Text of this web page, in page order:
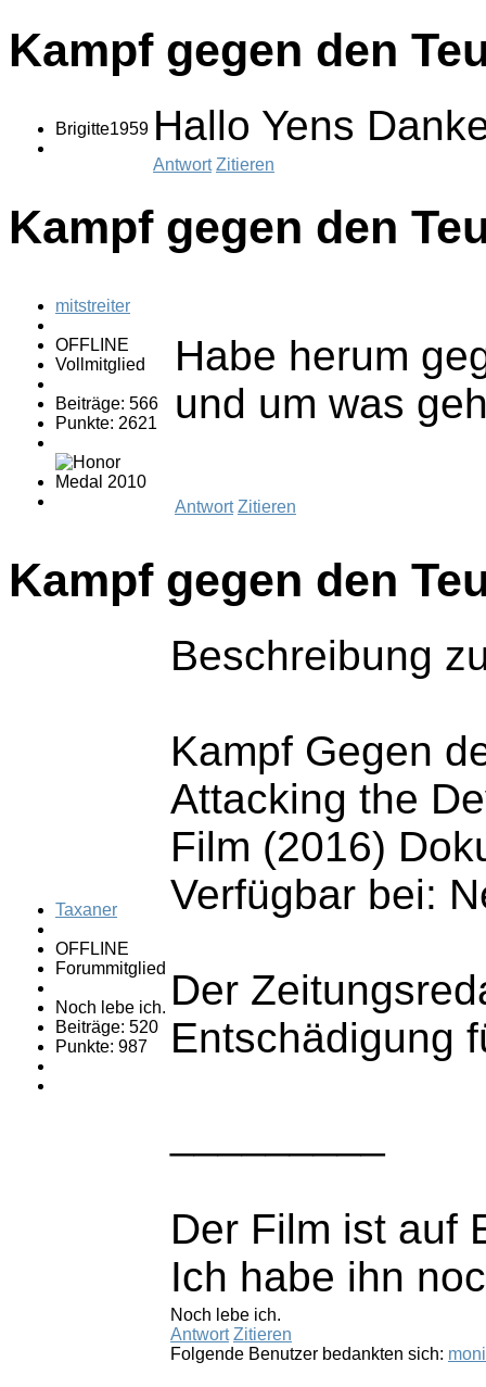
Kampf gegen den
Brigitte1959 Hallo Yens
Antwort Zitieren
Kampf gegen den
mitstreiter
OFFLINE
Vollmitglied
Beiträge: 566
Punkte: 2621
Habe herum
und um was
Antwort Zitieren
Kampf gegen den
Taxaner
OFFLINE
Forummitglied
Noch lebe ich.
Beiträge: 520
Punkte: 987
Beschreibung
Kampf Gegen
Attacking the
Film (2016)
Verfügbar bei:
Der
Entschädigung
Der Film ist auf
Ich habe ihn
Noch lebe ich.
Antwort Zitieren
Folgende Benutzer bedankten sich: